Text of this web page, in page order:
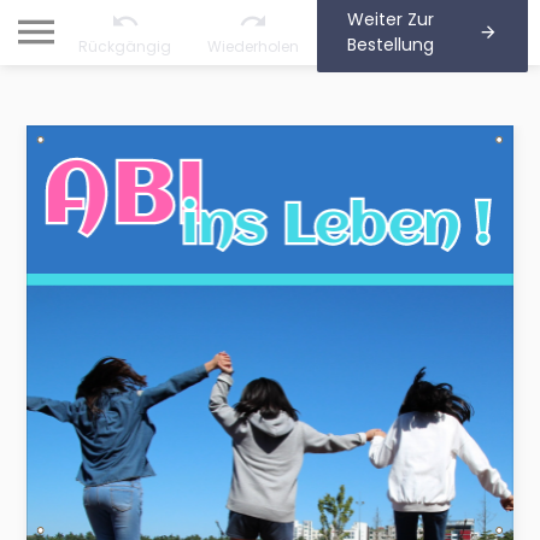
Rückgängig Wiederholen
Weiter Zur
Bestellung